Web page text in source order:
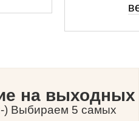
на выходных
) Выбираем 5 самых